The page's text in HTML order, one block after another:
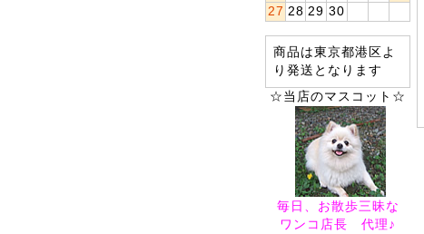
27 28 29 30
商品は東京都港区よ
り発送となります
☆当店のマスコット☆
毎日、お散歩三昧な
ワンコ店長 代理♪